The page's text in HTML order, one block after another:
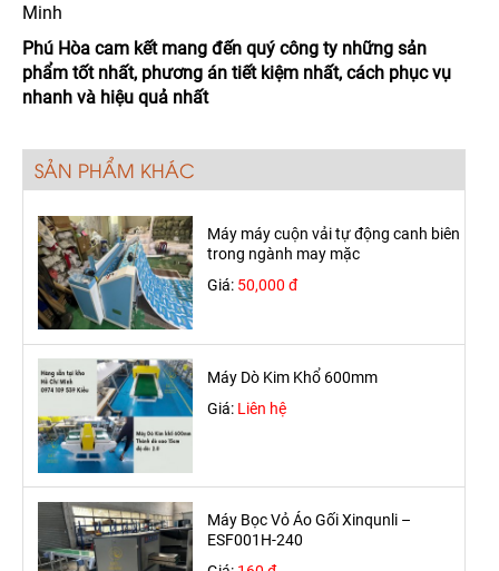
Minh
Phú Hòa cam kết mang đến quý công ty những sản
phẩm tốt nhất, phương án tiết kiệm nhất, cách phục vụ
nhanh và hiệu quả nhất
SẢN PHẨM KHÁC
Máy máy cuộn vải tự động canh biên
trong ngành may mặc
Giá: 50,000 đ
Máy Dò Kim Khổ 600mm
Giá: Liên hệ
Máy Bọc Vỏ Áo Gối Xinqunli –
ESF001H-240